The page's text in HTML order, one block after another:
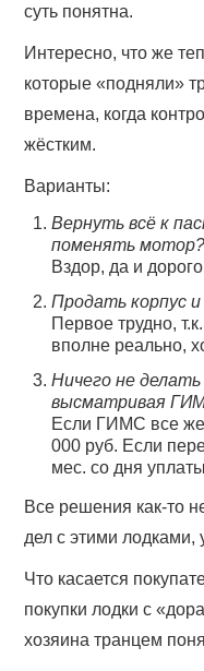
суть понятна.
Интересно, что же
которые «подняли»
времена, когда
жёстким.
Варианты:
Вернуть всё к
поменять мотор?
Вздор, да и
Продать корпус
Первое трудно,
вполне реально,
Ничего не
высматривая
Если ГИМС все
000 руб. Если
мес. со дня
Все решения как-то
дел с этими
Что касается
покупки лодки с
хозяина транцем